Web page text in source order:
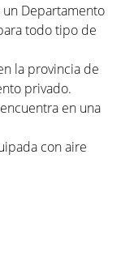
Departamento
todo tipo de
la provincia de
privado.
en una
con aire